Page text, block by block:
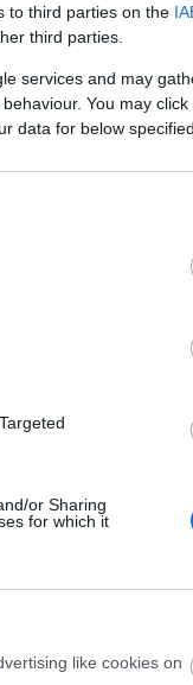
to third parties on the
third parties.
services and may
You may
data for below
or Sharing
for which it
like cookies on
irányítson,
fel azzal a
vezetőnek, és
nagy a
és környezete
vezetni
fordítva. Ha
pedig sikerrel
maguknál